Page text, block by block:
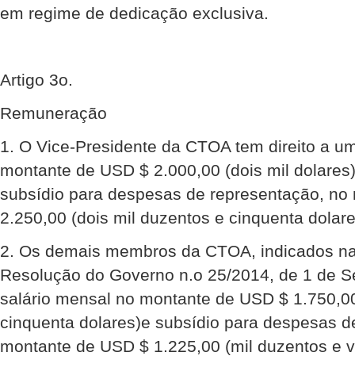
em regime de dedicação exclusiva.
Artigo 3o.
Remuneração
1. O Vice-Presidente da CTOA tem direito a
montante de USD $ 2.000,00 (dois mil
subsídio para despesas de representação, no
2.250,00 (dois mil duzentos e cinquenta
2. Os demais membros da CTOA, indicados
Resolução do Governo n.o 25/2014, de 1 de
salário mensal no montante de USD $
cinquenta dolares)e subsídio para despesas
montante de USD $ 1.225,00 (mil duzentos e